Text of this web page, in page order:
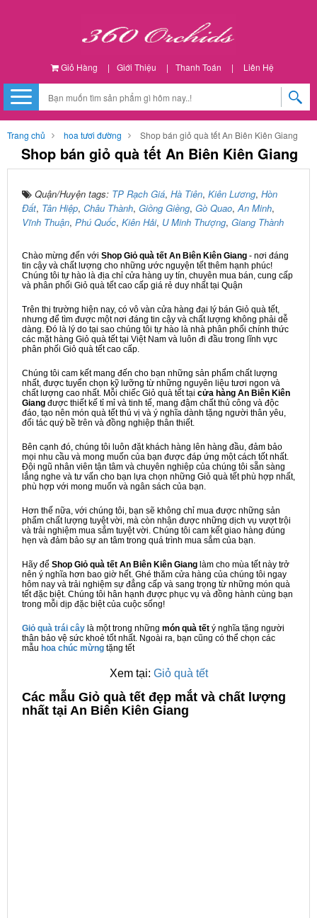
Giỏ Hàng | Giới Thiệu | Thanh Toán | Liên Hệ
Trang chủ hoa tươi đường Shop bán giỏ quà tết An Biên Kiên Giang
Shop bán giỏ quà tết An Biên Kiên Giang
Quận/Huyện tags: TP Rạch Giá, Hà Tiên, Kiên Lương, Hòn
Đất, Tân Hiệp, Châu Thành, Giồng Giềng, Gò Quao,An Minh,
Vĩnh Thuận, Phú Quốc, Kiên Hải, U Minh Thượng, Giang Thành
Chào mừng đến với Shop Giỏ quà tết An Biên Kiên Giang - nơi đáng
tin cậy và chất lượng cho những ước nguyện tết thêm hạnh phúc!
Chúng tôi tự hào là địa chỉ cửa hàng uy tín, chuyên mua bán, cung cấp
và phân phối Giỏ quà tết cao cấp giá rẻ duy nhất tại Quận
Trên thị trường hiện nay, có vô vàn cửa hàng đại lý bán Giỏ quà tết,
nhưng để tìm được một nơi đáng tin cậy và chất lượng không phải dễ
dàng. Đó là lý do tại sao chúng tôi tự hào là nhà phân phối chính thức
các mặt hàng Giỏ quà tết tại Việt Nam và luôn đi đầu trong lĩnh vực
phân phối Giỏ quà tết cao cấp.
Chúng tôi cam kết mang đến cho bạn những sản phẩm chất lượng
nhất, được tuyển chọn kỹ lưỡng từ những nguyên liệu tươi ngon và
chất lượng cao nhất. Mỗi chiếc Giỏ quà tết tại cửa hàng An Biên Kiên
Giang được thiết kế tỉ mỉ và tinh tế, mang đậm chất thủ công và độc
đáo, tạo nên món quà tết thú vị và ý nghĩa dành tặng người thân yêu,
đối tác quý bề trên và đồng nghiệp thân thiết.
Bên cạnh đó, chúng tôi luôn đặt khách hàng lên hàng đầu, đảm bảo
mọi nhu cầu và mong muốn của bạn được đáp ứng một cách tốt nhất.
Đội ngũ nhân viên tận tâm và chuyên nghiệp của chúng tôi sẵn sàng
lắng nghe và tư vấn cho bạn lựa chọn những Giỏ quà tết phù hợp nhất,
phù hợp với mong muốn và ngân sách của bạn.
Hơn thế nữa, với chúng tôi, bạn sẽ không chỉ mua được những sản
phẩm chất lượng tuyệt vời, mà còn nhận được những dịch vụ vượt trội
và trải nghiệm mua sắm tuyệt vời. Chúng tôi cam kết giao hàng đúng
hẹn và đảm bảo sự an tâm trong quá trình mua sắm của bạn.
Hãy để Shop Giỏ quà tết An Biên Kiên Giang làm cho mùa tết này trở
nên ý nghĩa hơn bao giờ hết. Ghé thăm cửa hàng của chúng tôi ngay
hôm nay và trải nghiệm sự đẳng cấp và sang trọng từ những món quà
tết đặc biệt. Chúng tôi hân hạnh được phục vụ và đồng hành cùng bạn
trong mỗi dịp đặc biệt của cuộc sống!
Giỏ quà trái cây là một trong những món quà tết ý nghĩa tặng người
thân bảo vệ sức khoẻ tốt nhất. Ngoài ra, bạn cũng có thể chọn các
mẫu hoa chúc mừng tặng tết
Xem tại: Giỏ quà tết
Các mẫu Giỏ quà tết đẹp mắt và chất lượng
nhất tại An Biên Kiên Giang